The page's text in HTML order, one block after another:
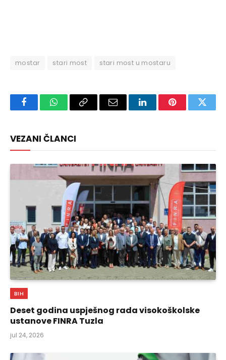
mostar stari most stari most u mostaru
FacebookWhatsAppCopy
Email LinkedInPinterest
VEZANI ČLANCI
BIH
Deset godina uspješnog rada visokoškolske
ustanove FINRA Tuzla
jul 24, 2026